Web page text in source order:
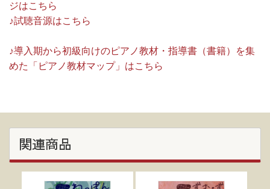
ジはこちら
♪試聴音源はこちら
♪導入期から初級向けのピアノ教材・指導書（書籍）を集
めた「ピアノ教材マップ」はこちら
関連商品